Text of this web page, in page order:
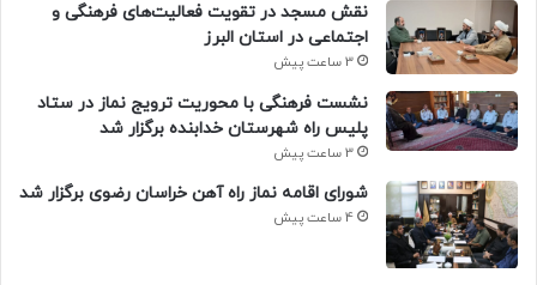
نقش مسجد در تقویت فعالیت‌های فرهنگی و
اجتماعی در استان البرز
3 ساعت پیش
نشست فرهنگی با محوریت ترویج نماز در ستاد
پلیس راه شهرستان خدابنده برگزار شد
3 ساعت پیش
شورای اقامه نماز راه آهن خراسان رضوی برگزار شد
4 ساعت پیش